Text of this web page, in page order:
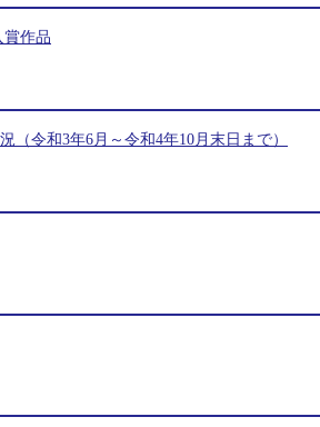
賞作品
令和3年6月～令和4年10月末日まで）